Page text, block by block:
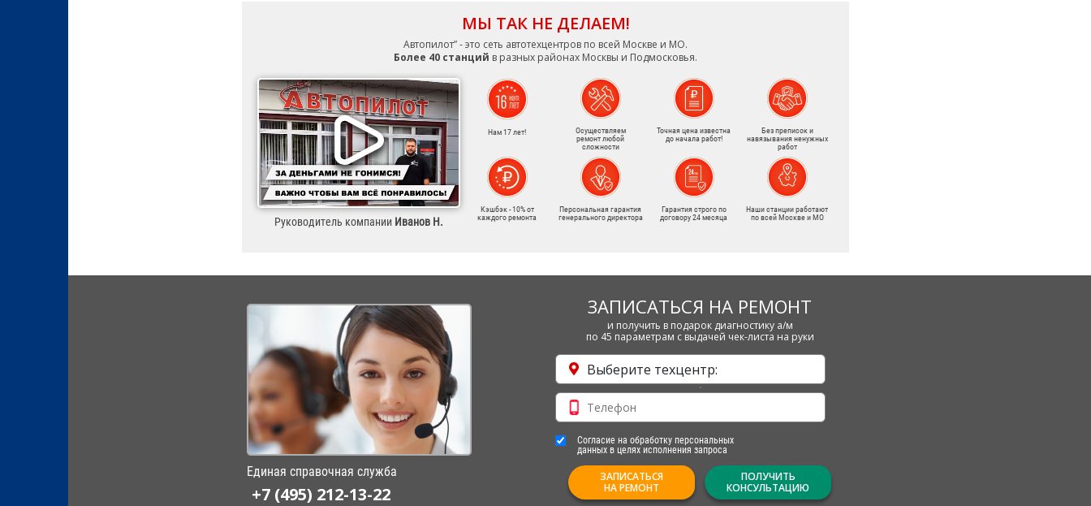
МЫ ТАК НЕ ДЕЛАЕМ!
Автопилот” - это сеть автотехцентров по всей Москве и МО.
Более 40 станций в разных районах Москвы и Подмосковья.
Руководитель компании Иванов Н.
Нам 17 лет!
Осуществляем
ремонт любой
сложности
Точная цена известна
до начала работ!
Без преписок и
навязывания ненужных
работ
Кэшбэк - 10% от
каждого ремонта
Персональная гарантия
генерального директора
Гарантия строго по
договору 24 месяца
Наши станции работают
по всей Москве и МО
Единая справочная служба
+7 (495) 212-13-22
ЗАПИСАТЬСЯ НА РЕМОНТ
и получить в подарок диагностику а/м
по 45 параметрам с выдачей чек-листа на руки
Выберите техцентр:
Согласие на обработку персональных
данных в целях исполнения запроса
ЗАПИСАТЬСЯ
НА РЕМОНТ
ПОЛУЧИТЬ
КОНСУЛЬТАЦИЮ